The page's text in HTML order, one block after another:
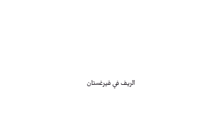
الريف في قيرغستان